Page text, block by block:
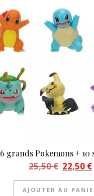
6 grands Pokemons + 10
25,50€ Le prix
22,50 €
AJOUTER AU